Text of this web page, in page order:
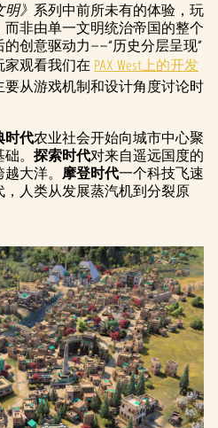
明》 系列中前所未有的体验，玩
非由单一文明统治帝国的整个
创意驱动力——“历史分层呈现”
观看我们在 PAX West上的开发
要从游戏机制和设计角度讨论时
时代农业社会开始向城市中心聚
。 探索时代对来自遥远国度的
大洋。 摩登时代一个科技飞速
人类从发展蒸汽机到分裂原